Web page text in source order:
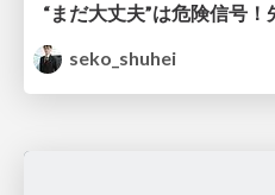
seko_shuhei